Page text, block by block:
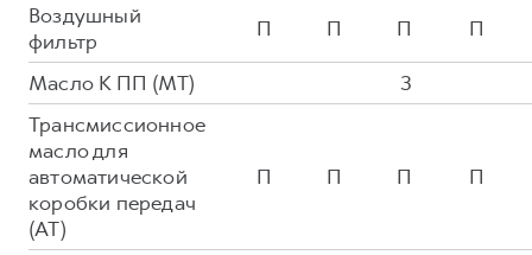
Воздушный
фильтр
П П П П
Масло К ПП (MT)
З
Трансмиссионное
масло для
автоматической
коробки передач
(AT)
П П П П